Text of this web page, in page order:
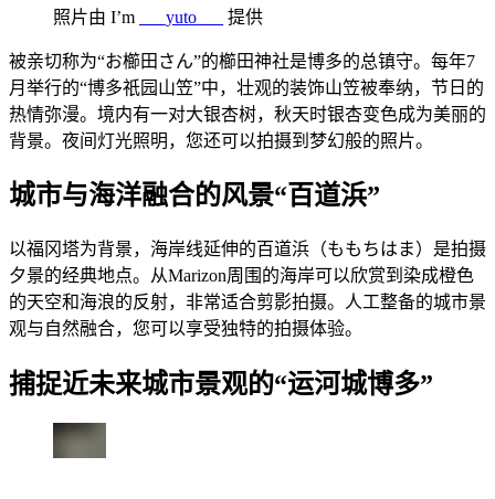
照片由 I’m ___yuto___ 提供
被亲切称为“お櫛田さん”的櫛田神社是博多的总镇守。每年7
月举行的“博多祇园山笠”中，壮观的装饰山笠被奉纳，节日的
热情弥漫。境内有一对大银杏树，秋天时银杏变色成为美丽的
背景。夜间灯光照明，您还可以拍摄到梦幻般的照片。
城市与海洋融合的风景“百道浜”
以福冈塔为背景，海岸线延伸的百道浜（ももちはま）是拍摄
夕景的经典地点。从Marizon周围的海岸可以欣赏到染成橙色
的天空和海浪的反射，非常适合剪影拍摄。人工整备的城市景
观与自然融合，您可以享受独特的拍摄体验。
捕捉近未来城市景观的“运河城博多”